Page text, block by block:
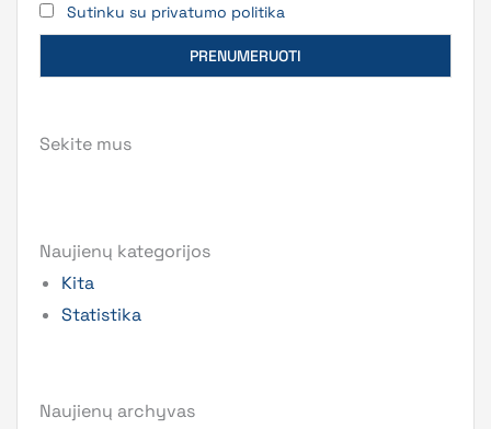
Sutinku su privatumo politika
Sekite mus
Naujienų kategorijos
Kita
Statistika
Naujienų archyvas